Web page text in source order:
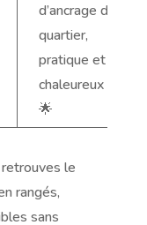
d’ancrage de
quartier,
pratique et
chaleureux
🌟
le
rangés,
sans